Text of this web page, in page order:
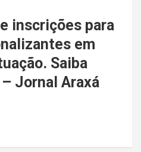
etc
inscrições para
em
Saiba
Jornal Araxá